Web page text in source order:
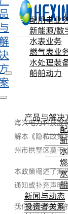
跳转到主要内容
配用电业
新能源/数
水表业务
燃气表业
水处理装
船舶动力
产品与解决
新闻与动态
投资者关系
海兴电力科技股
解本《隐私政策
州市拱墅区莫干
本政策阐述了海
通知或补充声明
我们制定本政策